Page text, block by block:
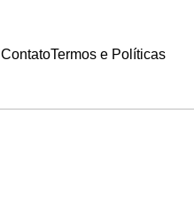
ContatoTermos e Políticas